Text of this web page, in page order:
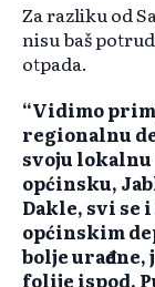
Za razliku od
nisu baš
otpada.
“Vidimo
regionalnu
svoju
općinsku,
Dakle, svi se
općinskim
bolje
folije ispod.